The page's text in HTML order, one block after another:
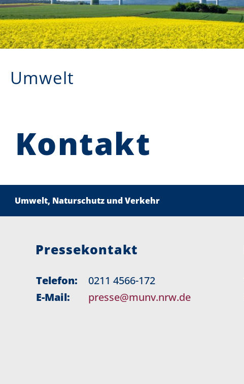
Umwelt
Kontakt
Umwelt, Naturschutz und Verkehr
Pressekontakt
Telefon:
0211 4566-172
E-Mail:
presse@munv.nrw.de